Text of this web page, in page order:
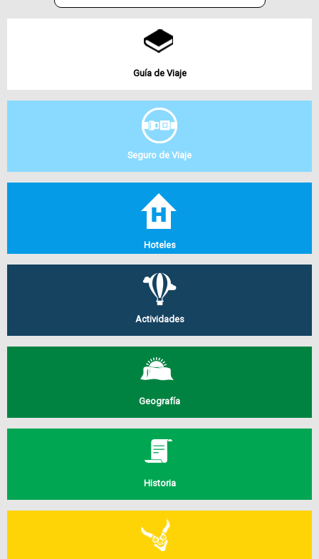
Guía de Viaje
Seguro de Viaje
Hoteles
Actividades
Geografía
Historia